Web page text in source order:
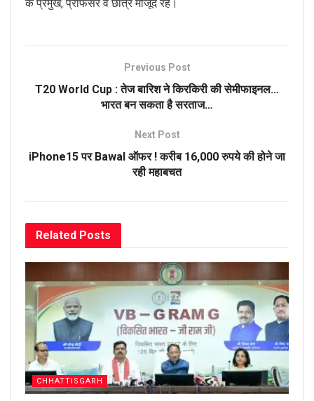
के प्रमुख, प्रोफेसर व छात्र मौजूद रहे।
Previous Post
T20 World Cup : तेज बारिश ने किरकिरी की सेमीफाइनल…
भारत बन सकता है सरताज…
Next Post
iPhone15 पर Bawal ऑफर ! करीब 16,000 रुपये की होने जा
रही महाबचत
Related Posts
CHHATTISGARH